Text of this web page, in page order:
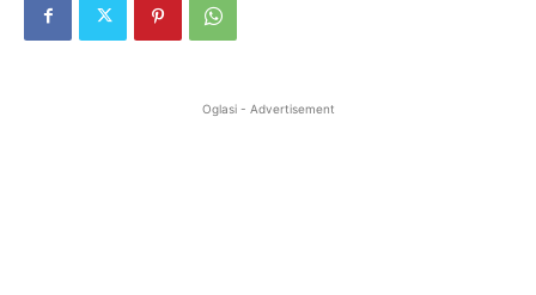
Oglasi - Advertisement